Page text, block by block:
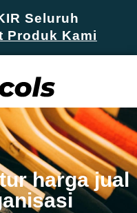
Seluruh
Produk Kami
harga jual